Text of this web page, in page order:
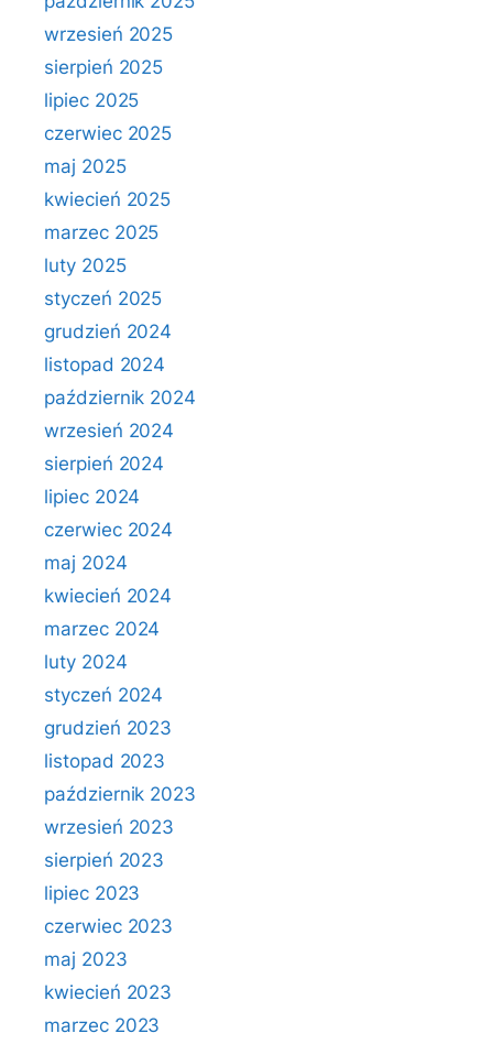
wrzesień 2025
sierpień 2025
lipiec 2025
czerwiec 2025
maj 2025
kwiecień 2025
marzec 2025
luty 2025
styczeń 2025
grudzień 2024
listopad 2024
październik 2024
wrzesień 2024
sierpień 2024
lipiec 2024
czerwiec 2024
maj 2024
kwiecień 2024
marzec 2024
luty 2024
styczeń 2024
grudzień 2023
listopad 2023
październik 2023
wrzesień 2023
sierpień 2023
lipiec 2023
czerwiec 2023
maj 2023
kwiecień 2023
marzec 2023